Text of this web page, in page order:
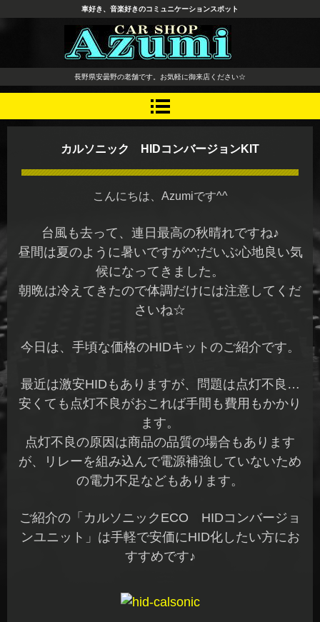
長野県 安曇野市 タイヤ ホ
イール デッドニング カーオ
ーディオ レカロシート
車好き、音楽好きのコミュニケーションスポット
長野県安曇野の老舗です。お気軽に御来店ください☆
カルソニック HIDコンバージョンKIT
こんにちは、Azumiです^^
台風も去って、連日最高の秋晴れですね♪
昼間は夏のように暑いですが^^;だいぶ心地良い気
候になってきました。
朝晩は冷えてきたので体調だけには注意してくだ
さいね☆
今日は、手頃な価格のHIDキットのご紹介です。
最近は激安HIDもありますが、問題は点灯不良…
安くても点灯不良がおこれば手間も費用もかかり
ます。
点灯不良の原因は商品の品質の場合もあります
が、リレーを組み込んで電源補強していないため
の電力不足などもあります。
ご紹介の「カルソニックECO HIDコンバージョ
ンユニット」は手軽で安価にHID化したい方にお
すすめです♪